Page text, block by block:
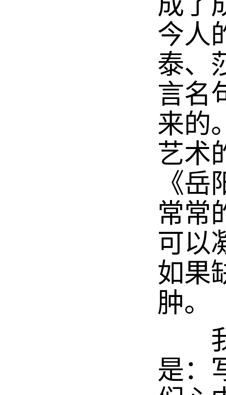
今人
泰、
言名
来的
艺术
《
常常
可以
如果
肿。
我
是：